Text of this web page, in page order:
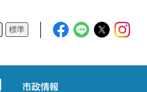
標準
市政情報